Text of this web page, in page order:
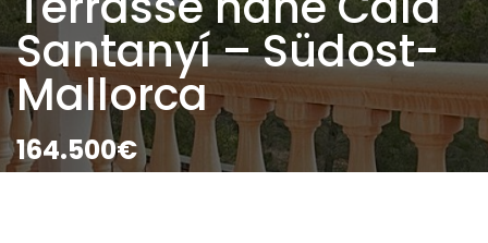
Santanyí – Südost-
Mallorca
164.500€